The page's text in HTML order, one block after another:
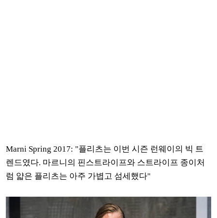
Marni Spring 2017: "플리츠는 이번 시즌 런웨이의 빅 트
렌드였다. 마르니의 핀스트라이프와 스트라이프 종이처
럼 얇은 플리츠는 아주 가볍고 섬세했다"